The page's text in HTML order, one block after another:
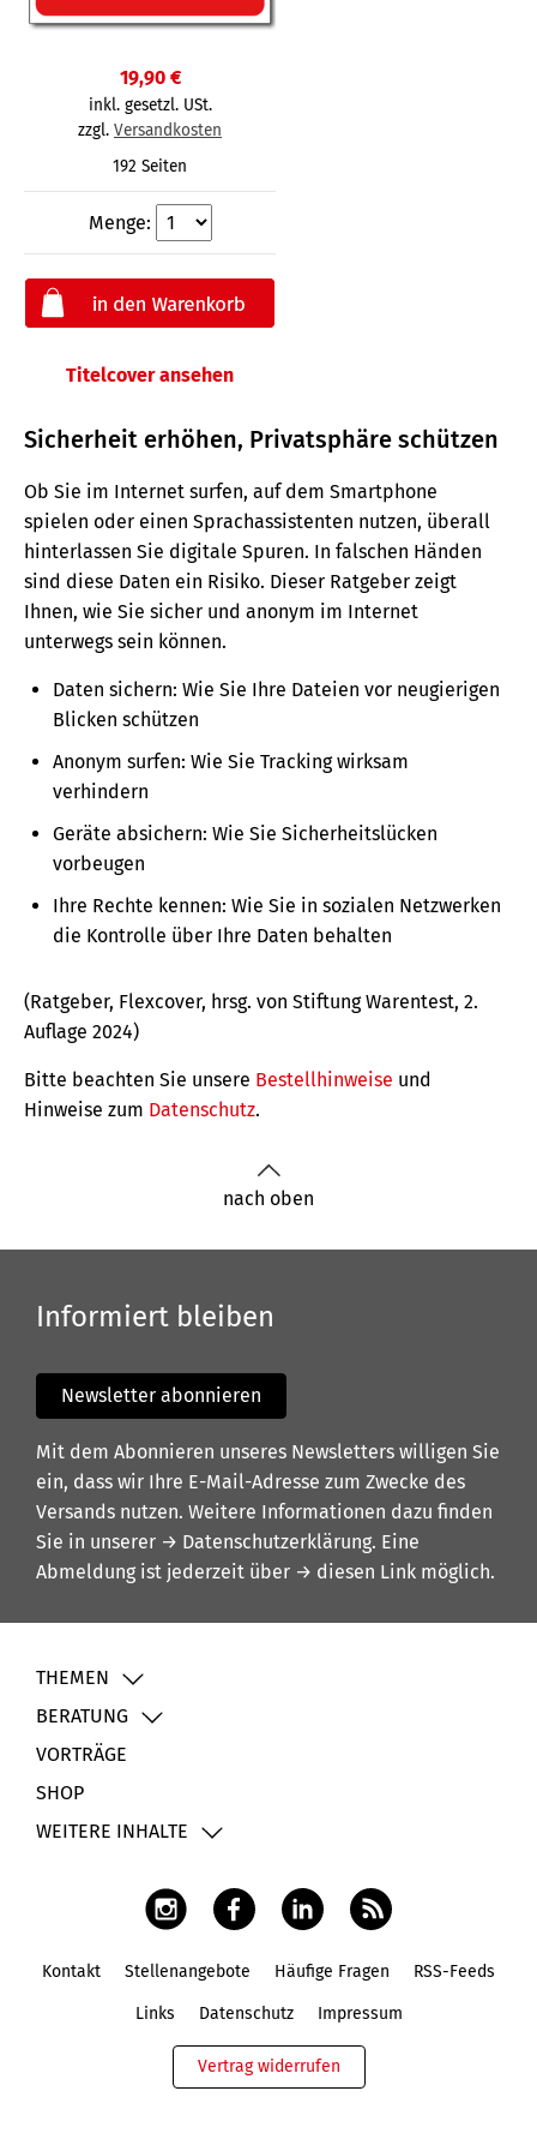
19,90 €
inkl. gesetzl. USt.
zzgl. Versandkosten
192 Seiten
Menge:
Titelcover ansehen
Sicherheit erhöhen, Privatsphäre schützen
Ob Sie im Internet surfen, auf dem Smartphone
spielen oder einen Sprachassistenten nutzen, überall
hinterlassen Sie digitale Spuren. In falschen Händen
sind diese Daten ein Risiko. Dieser Ratgeber zeigt
Ihnen, wie Sie sicher und anonym im Internet
unterwegs sein können.
Daten sichern: Wie Sie Ihre Dateien vor neugierigen
Blicken schützen
Anonym surfen: Wie Sie Tracking wirksam
verhindern
Geräte absichern: Wie Sie Sicherheitslücken
vorbeugen
Ihre Rechte kennen: Wie Sie in sozialen Netzwerken
die Kontrolle über Ihre Daten behalten
(Ratgeber, Flexcover, hrsg. von Stiftung Warentest, 2.
Auflage 2024)
Bitte beachten Sie unsere Bestellhinweise und
Hinweise zum Datenschutz.
nach oben
Informiert bleiben
Newsletter abonnieren
Mit dem Abonnieren unseres Newsletters willigen Sie
ein, dass wir Ihre E-Mail-Adresse zum Zwecke des
Versands nutzen. Weitere Informationen dazu finden
Sie in unserer → Datenschutzerklärung. Eine
Abmeldung ist jederzeit über → diesen Link möglich.
THEMEN
BERATUNG
VORTRÄGE
SHOP
WEITERE INHALTE
Kontakt Stellenangebote Häufige Fragen RSS-Feeds
Links Datenschutz Impressum
Vertrag widerrufen